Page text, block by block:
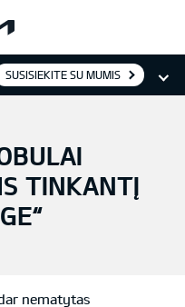
SUSISIEKITE SU MUMIS
TINKANTĮ
nematytas